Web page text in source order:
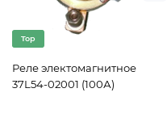
Top
Реле электомагнитное
37L54-02001 (100А)